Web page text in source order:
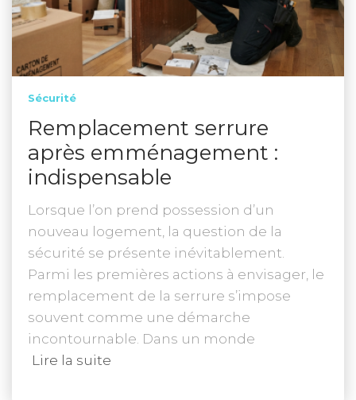
Sécurité
Remplacement serrure
après emménagement :
indispensable
Lorsque l’on prend possession d’un
nouveau logement, la question de la
sécurité se présente inévitablement.
Parmi les premières actions à envisager, le
remplacement de la serrure s’impose
souvent comme une démarche
incontournable. Dans un monde
Lire la suite